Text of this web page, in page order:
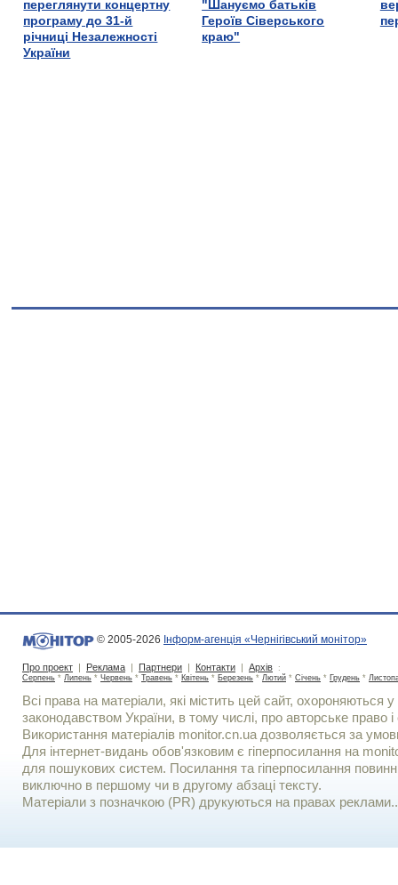
переглянути концертну
програму до 31-й
річниці Незалежності
України
"Шануємо батьків
Героїв Сіверського
краю"
© 2005-2026 Інформ-агенція «Чернігівський монітор»
Про проект | Реклама | Партнери | Контакти | Архів :
Серпень * Липень * Червень * Травень * Квітень * Березень * Лютий * Січень * Грудень *
Всі права на матеріали, які містить цей сайт, охороняються у
законодавством України, в тому числі, про авторське право і
Використання матерiалiв monitor.cn.ua дозволяється за
Для iнтернет-видань обов'язковим є гiперпосилання на
для пошукових систем. Посилання та гіперпосилання
виключно в першому чи в другому абзаці тексту.
Матеріали з позначкою (PR) друкуються на правах реклами..